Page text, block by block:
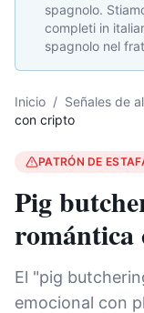
spagnolo.
completi in
spagnolo nel
Inicio / Señales de
con cripto
PATRÓN DE
Pig
romántica
El "pig
emocional con